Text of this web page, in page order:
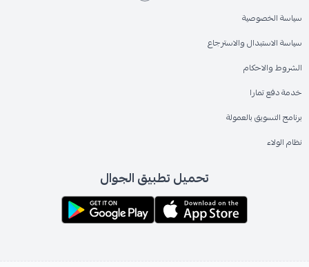
سياسة الخصوصية
سياسة الاستبدال والاسترجاع
الشروط والاحكام
خدمة دفع تمارا
برنامج التسويق بالعمولة
نظام الولاء
تحميل تطبيق الجوال